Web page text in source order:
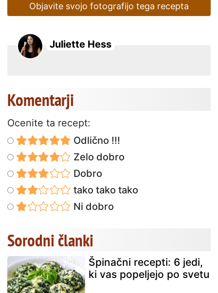
Objavite svojo fotografijo tega recepta
Juliette Hess
Komentarji
Ocenite ta recept:
Odlično !!!
Zelo dobro
Dobro
tako tako tako
Ni dobro
Sorodni članki
Špinačni recepti: 6 jedi,
ki vas popeljejo po svetu